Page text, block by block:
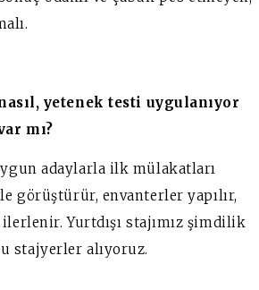
yetenek testi uygulanıyor
mı?
adaylarla ilk mülakatları
görüştürür, envanterler yapılır,
ilerlenir.Yurtdışı stajımız şimdilik
stajyerler alıyoruz.